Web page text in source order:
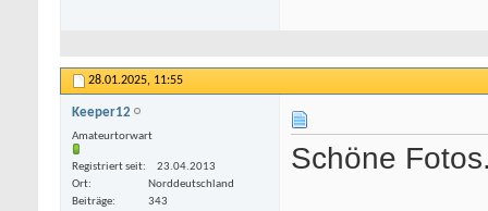
28.01.2025, 11:55
Keeper12
Amateurtorwart
Registriert seit
23.04.2013
Ort
Norddeutschland
Beiträge
343
Schöne